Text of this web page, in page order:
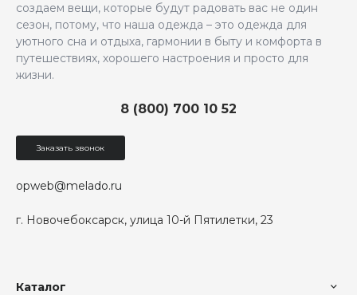
создаем вещи, которые будут радовать вас не один
сезон, потому, что наша одежда – это одежда для
уютного сна и отдыха, гармонии в быту и комфорта в
путешествиях, хорошего настроения и просто для
жизни.
г. Новочебоксарск, улица 10-й Пятилетки, 23
8 (800) 700 10 52
opweb@melado.ru
Заказать звонок
Каталог